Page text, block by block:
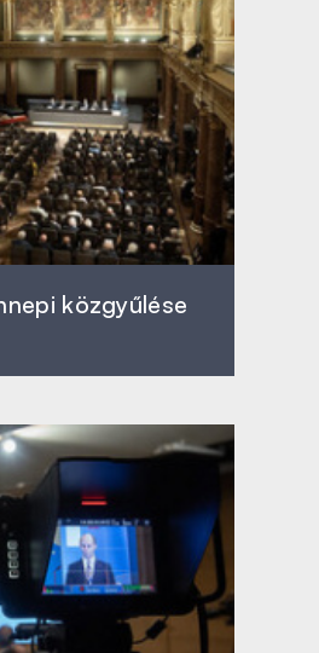
közgyűlése